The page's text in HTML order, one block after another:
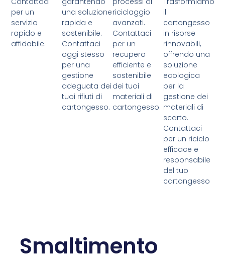
per un
servizio
rapido e
affidabile.
una soluzione
rapida e
sostenibile.
Contattaci
oggi stesso
per una
gestione
adeguata dei
tuoi rifiuti di
cartongesso.
riciclaggio
avanzati.
Contattaci
per un
recupero
efficiente e
sostenibile
dei tuoi
materiali di
cartongesso.
il
cartongesso
in risorse
rinnovabili,
offrendo una
soluzione
ecologica
per la
gestione dei
materiali di
scarto.
Contattaci
per un riciclo
efficace e
responsabile
del tuo
cartongesso
Smaltimento